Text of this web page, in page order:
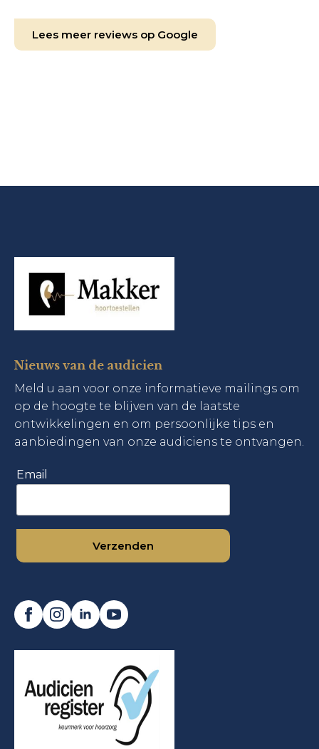
Lees meer reviews op Google
Nieuws van de audicien
Meld u aan voor onze informatieve mailings om
op de hoogte te blijven van de laatste
ontwikkelingen en om persoonlijke tips en
aanbiedingen van onze audiciens te ontvangen.
Email